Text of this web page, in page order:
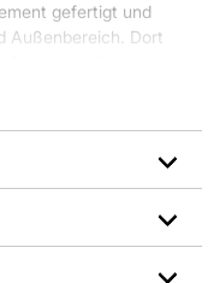
gefertigt und
Außenbereich. Dort
und für
ist wasserdicht
ist Grau.
A1.
hohe
belastbar,
für den
1: A1 nicht brennbar